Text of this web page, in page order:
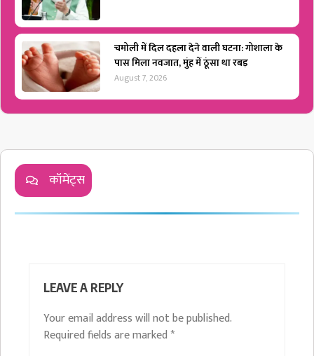
चमोली में दिल दहला देने वाली घटना: गोशाला के
पास मिला नवजात, मुंह में ठूंसा था रबड़
August 7, 2026
कॉमेंट्स
LEAVE A REPLY
Your email address will not be published.
Required fields are marked *